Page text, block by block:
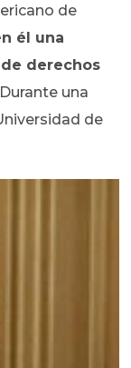
de
él una
derechos
una
de